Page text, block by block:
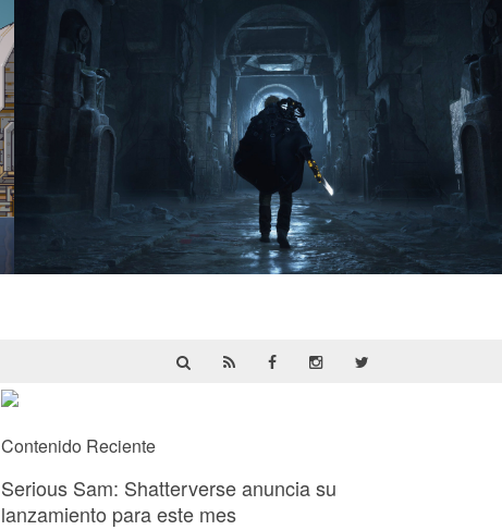
Contenido Reciente
Serious Sam: Shatterverse anuncia su
lanzamiento para este mes